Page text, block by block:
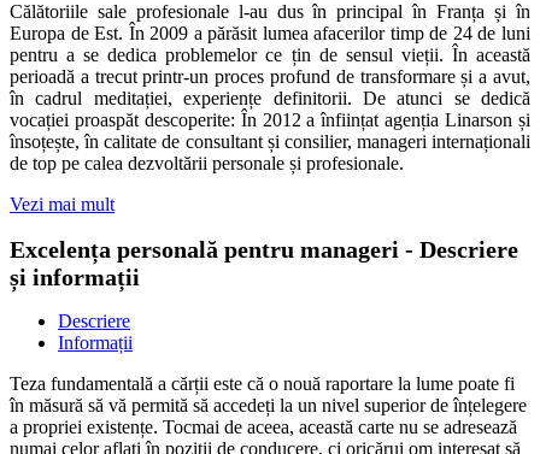
Călătoriile sale profesionale l-au dus în principal în Franța și în
Europa de Est. În 2009 a părăsit lumea afacerilor timp de 24 de luni
pentru a se dedica problemelor ce țin de sensul vieții. În această
perioadă a trecut printr-un proces profund de transformare și a avut,
în cadrul meditației, experiențe definitorii. De atunci se dedică
vocației proaspăt descoperite: În 2012 a înființat agenția Linarson și
însoțește, în calitate de consultant și consilier, manageri internaționali
de top pe calea dezvoltării personale și profesionale.
Vezi mai mult
Excelența personală pentru manageri - Descriere
și informații
Descriere
Informații
Teza fundamentală a cărții este că o nouă raportare la lume poate fi
în măsură să vă permită să accedeți la un nivel superior de înțelegere
a propriei existențe. Tocmai de aceea, această carte nu se adresează
numai celor aflați în poziții de conducere, ci oricărui om interesat să